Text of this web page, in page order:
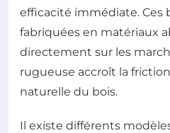
efficacité immédiate. Ces
fabriquées en matériaux
directement sur les
rugueuse accroît la
naturelle du bois.
Il existe différents